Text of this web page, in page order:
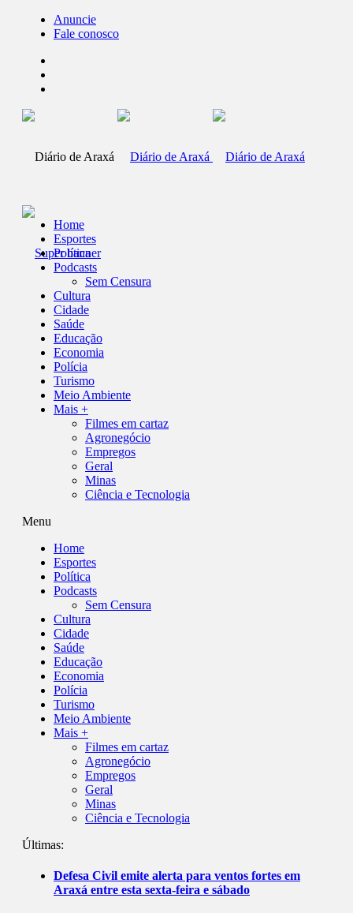
Anuncie
Fale conosco
Home
Esportes
Política
Podcasts
Sem Censura
Cultura
Cidade
Saúde
Educação
Economia
Polícia
Turismo
Meio Ambiente
Mais +
Filmes em cartaz
Agronegócio
Empregos
Geral
Minas
Ciência e Tecnologia
Menu
Home
Esportes
Política
Podcasts
Sem Censura
Cultura
Cidade
Saúde
Educação
Economia
Polícia
Turismo
Meio Ambiente
Mais +
Filmes em cartaz
Agronegócio
Empregos
Geral
Minas
Ciência e Tecnologia
Últimas:
Defesa Civil emite alerta para ventos fortes em
Araxá entre esta sexta-feira e sábado